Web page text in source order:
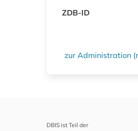
ZDB-ID
zur Administration
DBIS ist Teil der